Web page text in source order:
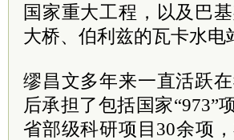
国家重大工程，以及巴
大桥、伯利兹的瓦卡水电
缪昌文多年来一直活跃
后承担了包括国家“973”
省部级科研项目30余项